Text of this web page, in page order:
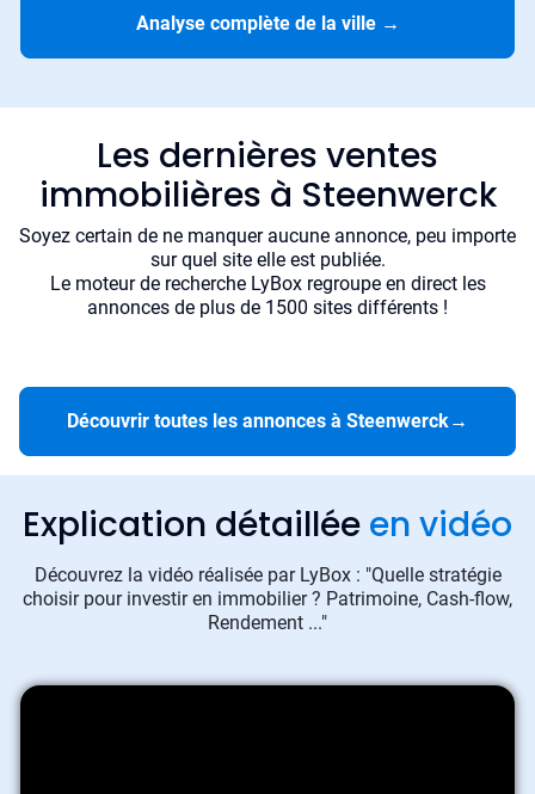
Analyse complète de la ville →
Les dernières ventes
immobilières à Steenwerck
Soyez certain de ne manquer aucune annonce, peu importe
sur quel site elle est publiée.
Le moteur de recherche LyBox regroupe en direct les
annonces de plus de 1500 sites différents !
Découvrir toutes les annonces à Steenwerck→
Explication détaillée en vidéo
Découvrez la vidéo réalisée par LyBox : "Quelle stratégie
choisir pour investir en immobilier ? Patrimoine, Cash-flow,
Rendement ..."